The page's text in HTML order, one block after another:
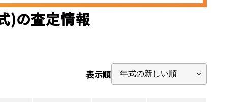
)の査定情報
表示順